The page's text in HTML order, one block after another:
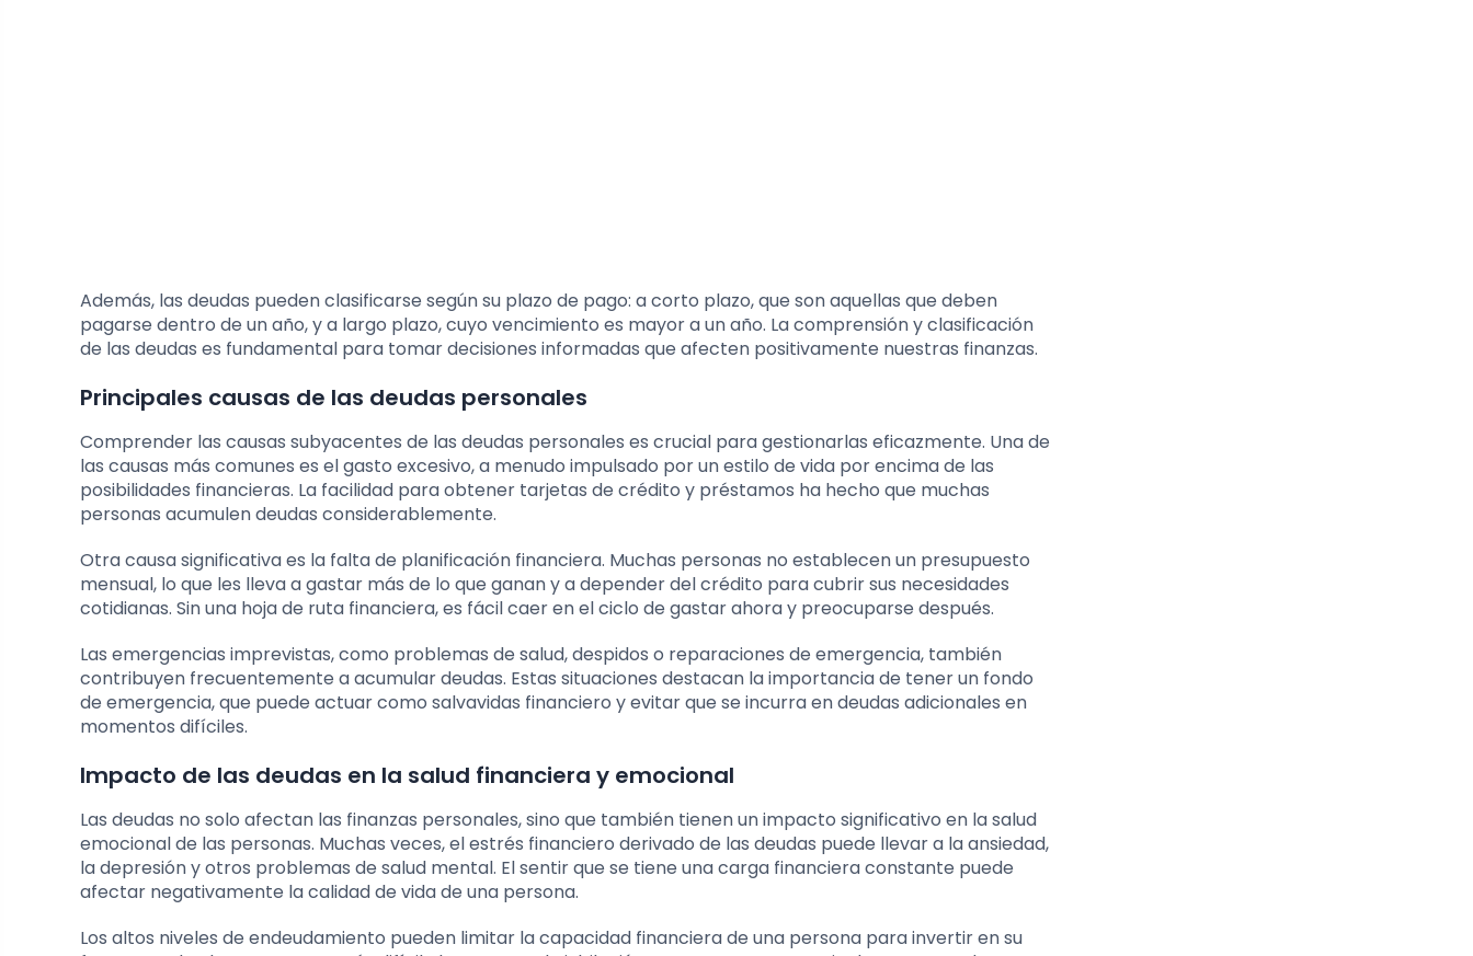
Además, las deudas pueden clasificarse según su plazo de pago: a corto plazo, que son aquellas que deben
pagarse dentro de un año, y a largo plazo, cuyo vencimiento es mayor a un año. La comprensión y clasificación
de las deudas es fundamental para tomar decisiones informadas que afecten positivamente nuestras finanzas.
Principales causas de las deudas personales
Comprender las causas subyacentes de las deudas personales es crucial para gestionarlas eficazmente. Una de
las causas más comunes es el gasto excesivo, a menudo impulsado por un estilo de vida por encima de las
posibilidades financieras. La facilidad para obtener tarjetas de crédito y préstamos ha hecho que muchas
personas acumulen deudas considerablemente.
Otra causa significativa es la falta de planificación financiera. Muchas personas no establecen un presupuesto
mensual, lo que les lleva a gastar más de lo que ganan y a depender del crédito para cubrir sus necesidades
cotidianas. Sin una hoja de ruta financiera, es fácil caer en el ciclo de gastar ahora y preocuparse después.
Las emergencias imprevistas, como problemas de salud, despidos o reparaciones de emergencia, también
contribuyen frecuentemente a acumular deudas. Estas situaciones destacan la importancia de tener un fondo
de emergencia, que puede actuar como salvavidas financiero y evitar que se incurra en deudas adicionales en
momentos difíciles.
Impacto de las deudas en la salud financiera y emocional
Las deudas no solo afectan las finanzas personales, sino que también tienen un impacto significativo en la salud
emocional de las personas. Muchas veces, el estrés financiero derivado de las deudas puede llevar a la ansiedad,
la depresión y otros problemas de salud mental. El sentir que se tiene una carga financiera constante puede
afectar negativamente la calidad de vida de una persona.
Los altos niveles de endeudamiento pueden limitar la capacidad financiera de una persona para invertir en su